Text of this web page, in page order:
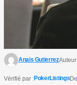
Anais Gutierrez
Vérifié par :PokerListings